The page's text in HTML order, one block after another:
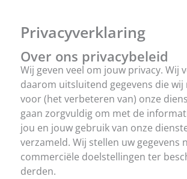
Privacyverklaring
Over ons privacybeleid
Wij geven veel om jouw privacy. Wij
daarom uitsluitend gegevens die
voor (het verbeteren van) onze
gaan zorgvuldig om met de
jou en jouw gebruik van onze
verzameld. Wij stellen uw gegevens
commerciële doelstellingen ter
derden.